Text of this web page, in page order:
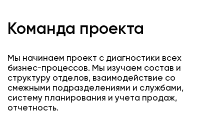
Команда проекта
Мы начинаем проект с диагностики всех
бизнес-процессов. Мы изучаем состав и
структуру отделов, взаимодействие со
смежными подразделениями и службами,
систему планирования и учета продаж,
отчетность.